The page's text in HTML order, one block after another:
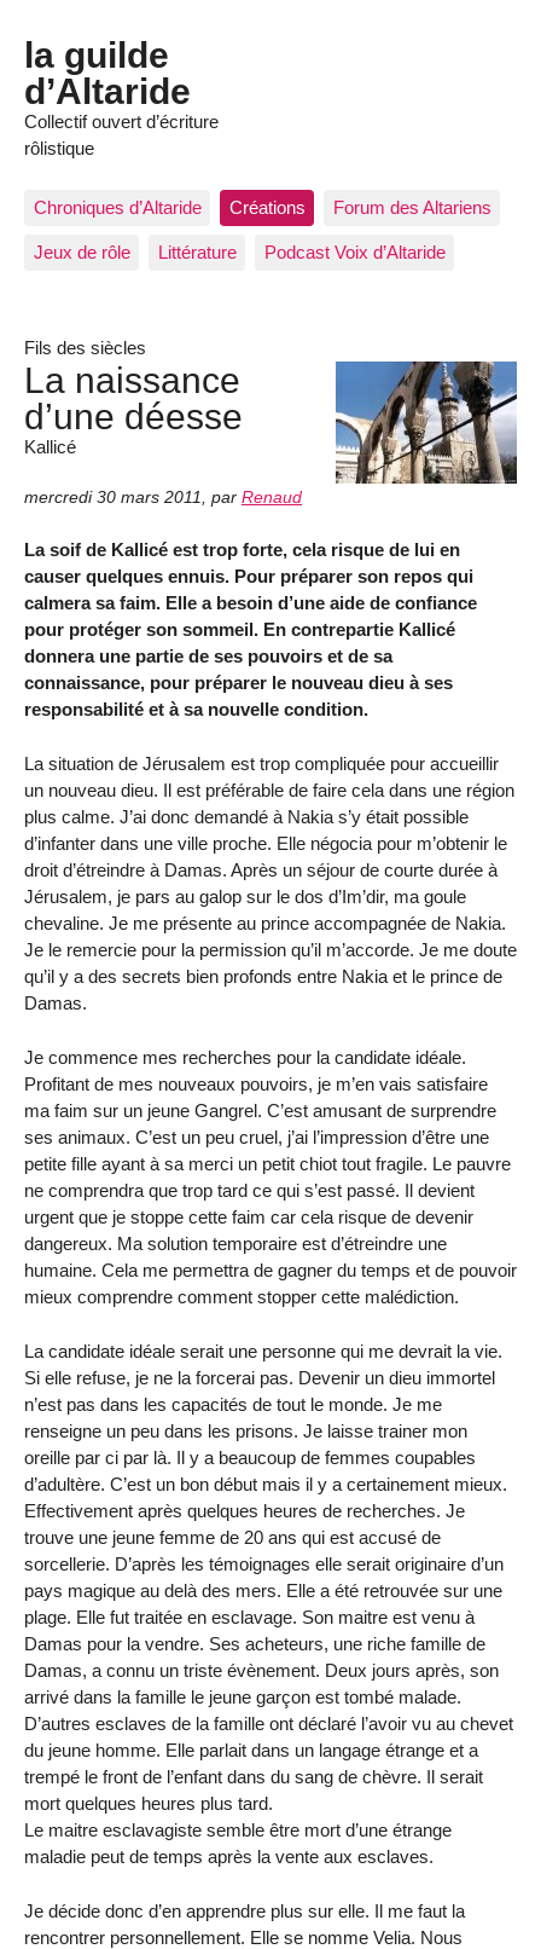
la guilde
d’Altaride
Collectif ouvert d’écriture
rôlistique
Chroniques d’Altaride Créations Forum des Altariens
Jeux de rôle Littérature Podcast Voix d’Altaride
Fils des siècles
La naissance
d’une déesse
Kallicé
mercredi 30 mars 2011 par Renaud
La soif de Kallicé est trop forte, cela risque de lui en
causer quelques ennuis. Pour préparer son repos qui
calmera sa faim. Elle a besoin d’une aide de confiance
pour protéger son sommeil. En contrepartie Kallicé
donnera une partie de ses pouvoirs et de sa
connaissance, pour préparer le nouveau dieu à ses
responsabilité et à sa nouvelle condition.
La situation de Jérusalem est trop compliquée pour accueillir
un nouveau dieu. Il est préférable de faire cela dans une région
plus calme. J’ai donc demandé à Nakia s’y était possible
d’infanter dans une ville proche. Elle négocia pour m’obtenir le
droit d’étreindre à Damas. Après un séjour de courte durée à
Jérusalem, je pars au galop sur le dos d’Im’dir, ma goule
chevaline. Je me présente au prince accompagnée de Nakia.
Je le remercie pour la permission qu’il m’accorde. Je me doute
qu’il y a des secrets bien profonds entre Nakia et le prince de
Damas.
Je commence mes recherches pour la candidate idéale.
Profitant de mes nouveaux pouvoirs, je m’en vais satisfaire
ma faim sur un jeune Gangrel. C’est amusant de surprendre
ses animaux. C’est un peu cruel, j’ai l’impression d’être une
petite fille ayant à sa merci un petit chiot tout fragile. Le pauvre
ne comprendra que trop tard ce qui s’est passé. Il devient
urgent que je stoppe cette faim car cela risque de devenir
dangereux. Ma solution temporaire est d’étreindre une
humaine. Cela me permettra de gagner du temps et de pouvoir
mieux comprendre comment stopper cette malédiction.
La candidate idéale serait une personne qui me devrait la vie.
Si elle refuse, je ne la forcerai pas. Devenir un dieu immortel
n’est pas dans les capacités de tout le monde. Je me
renseigne un peu dans les prisons. Je laisse trainer mon
oreille par ci par là. Il y a beaucoup de femmes coupables
d’adultère. C’est un bon début mais il y a certainement mieux.
Effectivement après quelques heures de recherches. Je
trouve une jeune femme de 20 ans qui est accusé de
sorcellerie. D’après les témoignages elle serait originaire d’un
pays magique au delà des mers. Elle a été retrouvée sur une
plage. Elle fut traitée en esclavage. Son maitre est venu à
Damas pour la vendre. Ses acheteurs, une riche famille de
Damas, a connu un triste évènement. Deux jours après, son
arrivé dans la famille le jeune garçon est tombé malade.
D’autres esclaves de la famille ont déclaré l’avoir vu au chevet
du jeune homme. Elle parlait dans un langage étrange et a
trempé le front de l’enfant dans du sang de chèvre. Il serait
mort quelques heures plus tard.
Le maitre esclavagiste semble être mort d’une étrange
maladie peut de temps après la vente aux esclaves.
Je décide donc d’en apprendre plus sur elle. Il me faut la
rencontrer personnellement. Elle se nomme Velia. Nous